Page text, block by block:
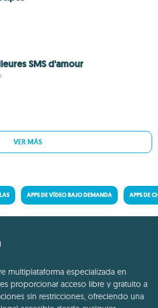
SMS d'amour
VER MÁS
APPS DE VÍDEO BAJO DEMANDA APPS DE
multiplataforma especializada en
proporcionar acceso libre y gratuito a
sin restricciones, ofreciendo una